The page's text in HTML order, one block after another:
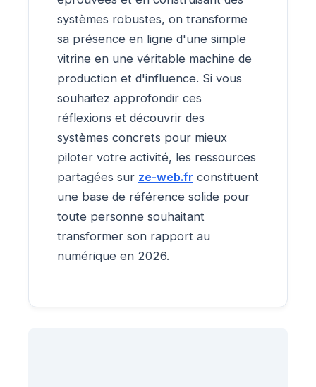
systèmes robustes, on transforme
sa présence en ligne d'une simple
vitrine en une véritable machine de
production et d'influence. Si vous
souhaitez approfondir ces
réflexions et découvrir des
systèmes concrets pour mieux
piloter votre activité, les ressources
partagées sur ze-web.fr constituent
une base de référence solide pour
toute personne souhaitant
transformer son rapport au
numérique en 2026.